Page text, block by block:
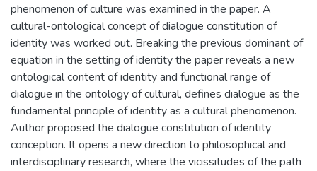
phenomenon of culture was examined in the paper. A
cultural-ontological concept of dialogue constitution of
identity was worked out. Breaking the previous dominant of
equation in the setting of identity the paper reveals a new
ontological content of identity and functional range of
dialogue in the ontology of cultural, defines dialogue as the
fundamental principle of identity as a cultural phenomenon.
Author proposed the dialogue constitution of identity
conception. It opens a new direction to philosophical and
interdisciplinary research, where the vicissitudes of the path